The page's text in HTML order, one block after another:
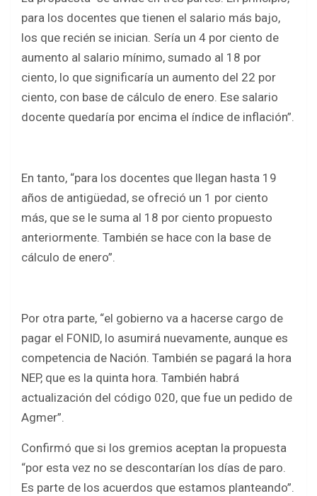
para los docentes que tienen el salario más bajo,
los que recién se inician. Sería un 4 por ciento de
aumento al salario mínimo, sumado al 18 por
ciento, lo que significaría un aumento del 22 por
ciento, con base de cálculo de enero. Ese salario
docente quedaría por encima el índice de inflación”.
En tanto, “para los docentes que llegan hasta 19
años de antigüedad, se ofreció un 1 por ciento
más, que se le suma al 18 por ciento propuesto
anteriormente. También se hace con la base de
cálculo de enero”.
Por otra parte, “el gobierno va a hacerse cargo de
pagar el FONID, lo asumirá nuevamente, aunque es
competencia de Nación. También se pagará la hora
NEP, que es la quinta hora. También habrá
actualización del código 020, que fue un pedido de
Agmer”.
Confirmó que si los gremios aceptan la propuesta
“por esta vez no se descontarían los días de paro.
Es parte de los acuerdos que estamos planteando”.